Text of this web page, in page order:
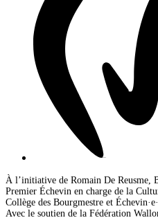
À l’initiative de Romain De Reusme,
Premier Échevin en charge de la
Collège des Bourgmestre et
Avec le soutien de la Fédération